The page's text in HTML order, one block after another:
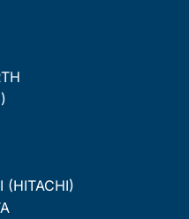
(HITACHI)